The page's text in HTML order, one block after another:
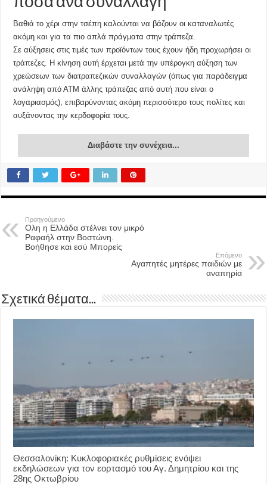
Βαθιά το χέρι στην τσέπη καλούνται να βάζουν οι καταναλωτές
ακόμη και για τα πιο απλά πράγματα στην τράπεζα.
Σε αύξησεις στις τιμές των προϊόντων τους έχουν ήδη προχωρήσει οι
τράπεζες. Η κίνηση αυτή έρχεται μετά την υπέρογκη αύξηση των
χρεώσεων των διατραπεζικών συναλλαγών (όπως για παράδειγμα
ανάληψη από ΑΤΜ άλλης τράπεζας από αυτή που είναι ο
λογαριασμός), επιβαρύνοντας ακόμη περισσότερο τους πολίτες και
αυξάνοντας την κερδοφορία τους.
Διαβάστε την συνέχεια...
Προηγούμενο
Ολη η Ελλάδα στέλνει τον μικρό
Ραφαήλ στην Βοστώνη.
Βοήθησε και εσύ Μπορείς
Επόμενο
Αγαπητές μητέρες παιδιών με
αναπηρία
Σχετικά θέματα...
Θεσσαλονίκη: Κυκλοφοριακές ρυθμίσεις ενόψει
εκδηλώσεων για τον εορτασμό του Αγ. Δημητρίου και της
28ης Οκτωβρίου